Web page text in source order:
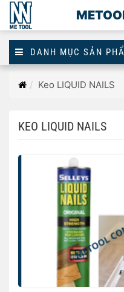
DANH MỤC SẢN
TrangKeo LIQUID NAILS
KEO LIQUID NAILS